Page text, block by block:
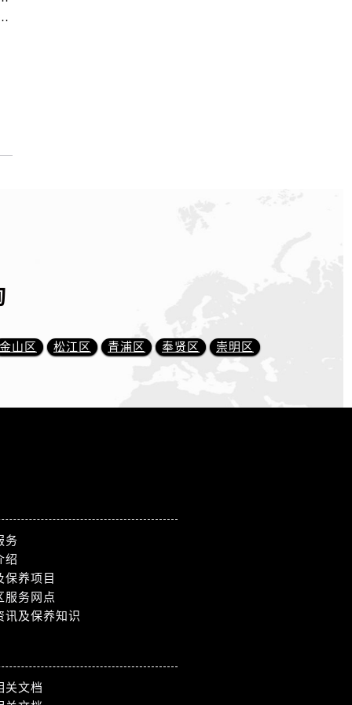
线及办公地址权威信息公示（2026年6月最新）
金山区 松江区 青浦区 奉贤区 崇明区
务
绍
保养项目
服务网点
讯及保养知识
关文档